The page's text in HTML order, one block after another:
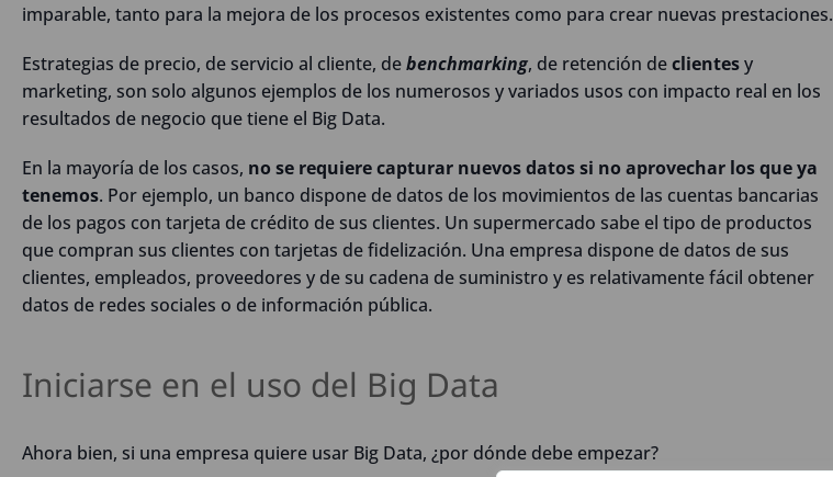
imparable, tanto para la mejora de los procesos existentes como para crear nuevas prestaciones.
Estrategias de precio, de servicio al cliente, debenchmarking, de retención declientesy
marketing, son solo algunos ejemplos de los numerosos y variados usos con impacto real en los
resultados de negocio que tiene el Big Data.
En la mayoría de los casos, no se requiere capturar nuevos datos si no aprovechar los que ya
tenemos. Por ejemplo, un banco dispone de datos de los movimientos de las cuentas bancarias
de los pagos con tarjeta de crédito de sus clientes. Un supermercado sabe el tipo de productos
que compran sus clientes con tarjetas de fidelización. Una empresa dispone de datos de sus
clientes, empleados, proveedores y de su cadena de suministro y es relativamente fácil obtener
datos de redes sociales o de información pública.
Iniciarse en el uso del Big Data
Ahora bien, si una empresa quiere usar Big Data, ¿por dónde debe empezar?